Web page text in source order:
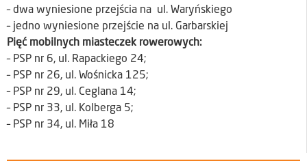
– dwa wyniesione przejścia na ul. Waryńskiego
– jedno wyniesione przejście na ul. Garbarskiej
Pięć mobilnych miasteczek rowerowych:
– PSP nr 6, ul. Rapackiego 24;
– PSP nr 26, ul. Wośnicka 125;
– PSP nr 29, ul. Ceglana 14;
– PSP nr 33, ul. Kolberga 5;
– PSP nr 34, ul. Miła 18